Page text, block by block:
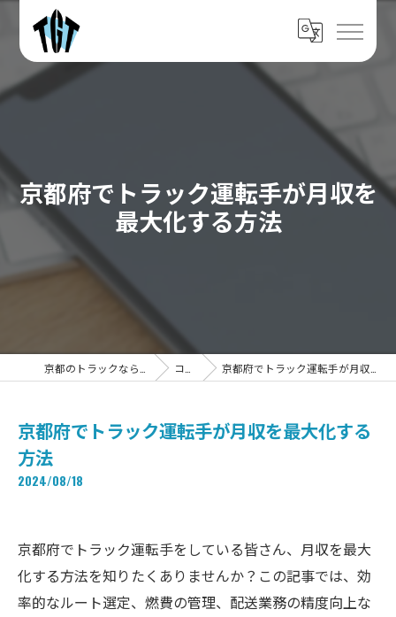
京都府でトラック運転手が月収を
最大化する方法
コラム 京都府でトラック運転手が月収を最大化する方法
京都府でトラック運転手が月収を最大化する
方法
2024/08/18
京都府でトラック運転手をしている皆さん、月収を最大
化する方法を知りたくありませんか？この記事では、効
率的なルート選定、燃費の管理、配送業務の精度向上な